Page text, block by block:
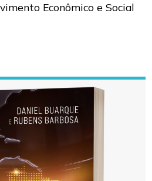
Econômico e Social